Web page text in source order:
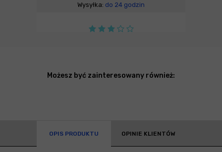
Wysyłka: do 24 godzin
Możesz być zainteresowany również:
OPIS PRODUKTU OPINIE KLIENTÓW